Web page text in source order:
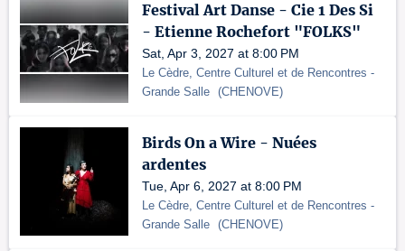
Festival Art Danse - Cie 1 Des Si
- Etienne Rochefort "FOLKS"
Sat, Apr 3, 2027 at 8:00 PM
Le Cèdre, Centre Culturel et de Rencontres -
Grande Salle (CHENOVE)
Birds On a Wire - Nuées
ardentes
Tue, Apr 6, 2027 at 8:00 PM
Le Cèdre, Centre Culturel et de Rencontres -
Grande Salle (CHENOVE)